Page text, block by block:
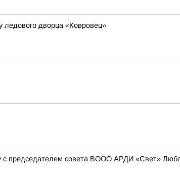
ледового дворца «Ковровец»
с председателем совета ВООО АРДИ «Свет»